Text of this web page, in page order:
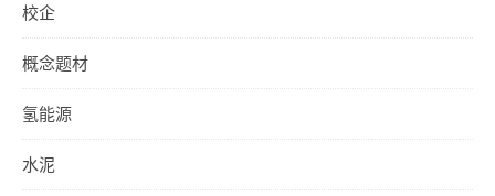
校企
概念题材
氢能源
水泥